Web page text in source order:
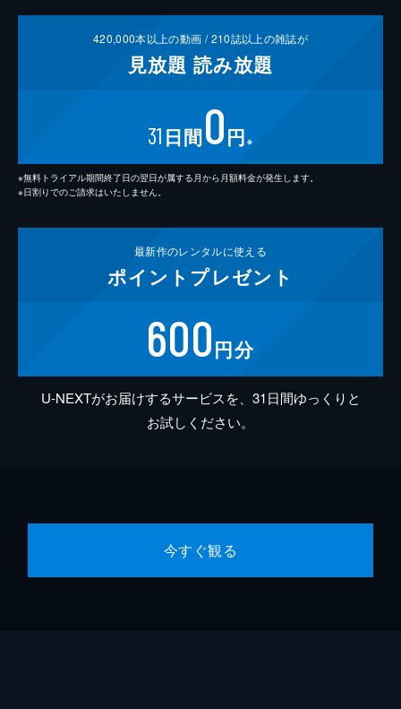
420,000本以上の動画 /210誌以上の雑誌が
見放題 読み放題
31 日間0円 ※
※無料トライアル期間終了日の翌日が属する月から月額料金が発生します。
※日割りでのご請求はいたしません。
最新作のレンタルに使える
ポイント プレゼント
600円分
U-NEXTがお届けするサービスを、31日間ゆっくりと
お試しください。
今すぐ観る